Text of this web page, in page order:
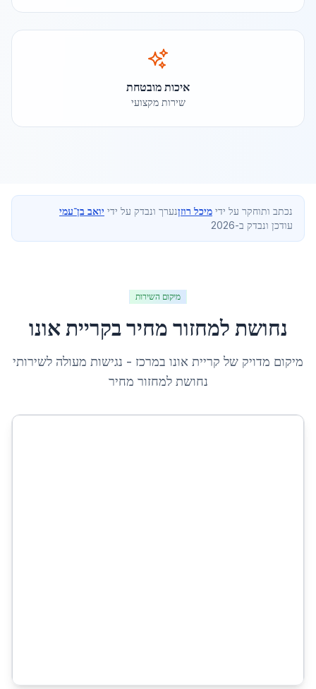
איכות מובטחת
שירות מקצועי
נכתב ותוחקר על ידי מיכל רוזןנערך ונבדק על ידי יואב בן־עמי
עודכן ונבדק ב-2026
מיקום השירות
נחושת למחזור מחירבקריית אונו
מיקום מדויק של קריית אונו במרכז - נגישות מעולה לשירותי
נחושת למחזור מחיר